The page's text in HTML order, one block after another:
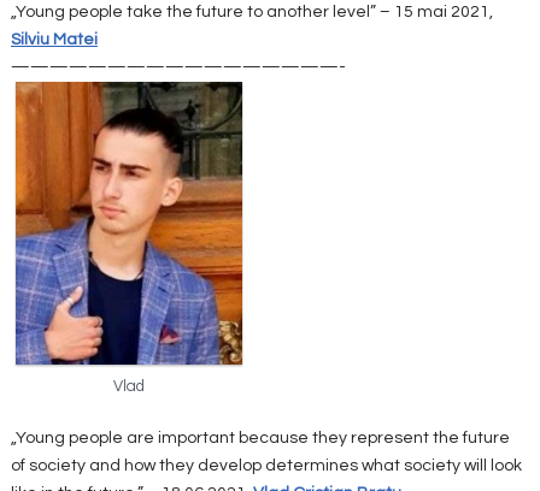
„Young people take the future to another level” – 15 mai 2021,
Silviu Matei
—————————————————-
Vlad
„Young people are important because they represent the future
of society and how they develop determines what society will look